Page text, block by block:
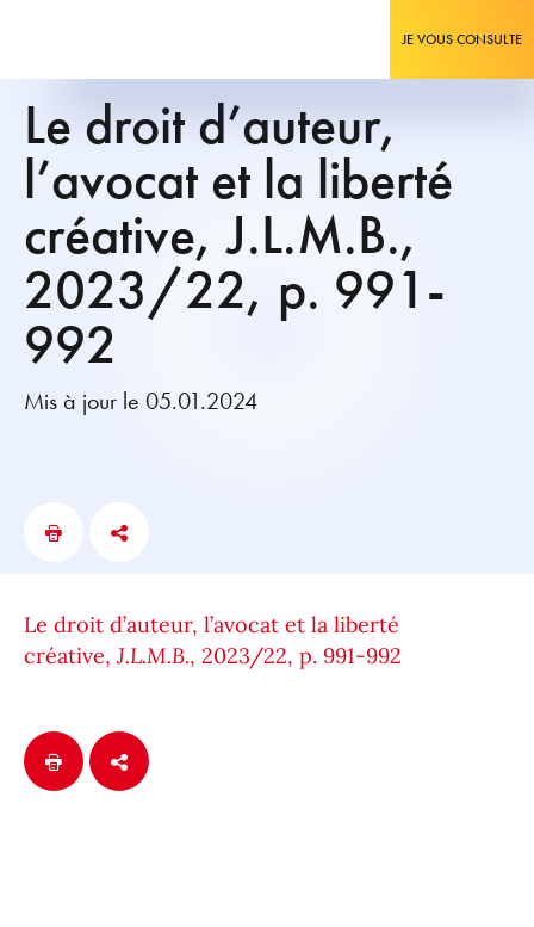
JE VOUS CONSULTE
Le droit d’auteur,
l’avocat et la liberté
créative, J.L.M.B.,
2023/22, p. 991-
992
Mis à jour le 05.01.2024
Le droit d’auteur, l’avocat et la liberté
créative,J.L.M.B., 2023/22, p. 991-992